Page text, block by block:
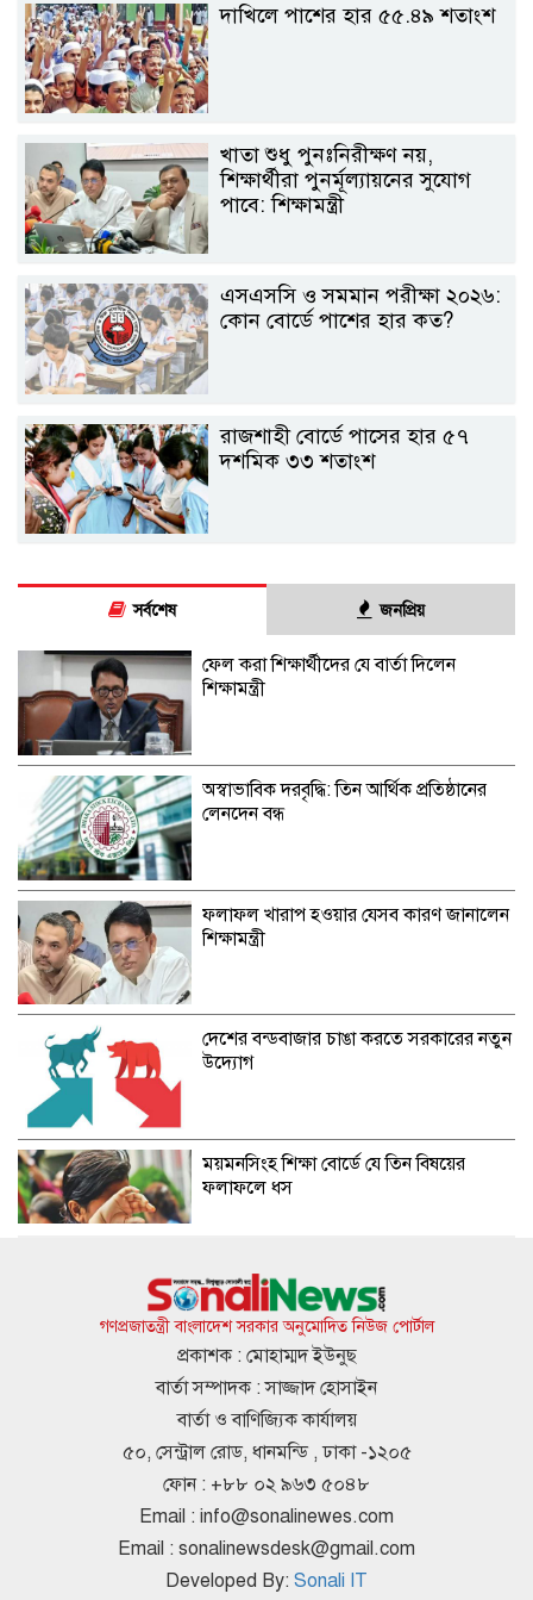
দাখিলে পাশের হার ৫৫.৪৯ শতাংশ
খাতা শুধু পুনঃনিরীক্ষণ নয়,
শিক্ষার্থীরা পুনর্মূল্যায়নের সুযোগ
পাবে: শিক্ষামন্ত্রী
এসএসসি ও সমমান পরীক্ষা ২০২৬:
কোন বোর্ডে পাশের হার কত?
রাজশাহী বোর্ডে পাসের হার ৫৭
দশমিক ৩৩ শতাংশ
সর্বশেষ জনপ্রিয়
ফেল করা শিক্ষার্থীদের যে বার্তা দিলেন
শিক্ষামন্ত্রী
অস্বাভাবিক দরবৃদ্ধি: তিন আর্থিক প্রতিষ্ঠানের
লেনদেন বন্ধ
ফলাফল খারাপ হওয়ার যেসব কারণ জানালেন
শিক্ষামন্ত্রী
দেশের বন্ডবাজার চাঙা করতে সরকারের নতুন
উদ্যোগ
ময়মনসিংহ শিক্ষা বোর্ডে যে তিন বিষয়ের
ফলাফলে ধস
জিপিএ-৫ এ ধস
দাখিলে পাশের হার ৫৫.৪৯ শতাংশ
খাতা শুধু পুনঃনিরীক্ষণ নয়, শিক্ষার্থীরা
পুনর্মূল্যায়নের সুযোগ পাবে: শিক্ষামন্ত্রী
গণপ্রজাতন্ত্রী বাংলাদেশ সরকার অনুমোদিত নিউজ পোর্টাল
প্রকাশক : মোহাম্মদ ইউনুছ
বার্তা সম্পাদক : সাজ্জাদ হোসাইন
বার্তা ও বাণিজ্যিক কার্যালয়
৫০, সেন্ট্রাল রোড, ধানমন্ডি , ঢাকা -১২০৫
ফোন : +৮৮ ০২ ৯৬৩ ৫০৪৮
Email : info@sonalinewes.com
Email : sonalinewsdesk@gmail.com
Developed By: Sonali IT